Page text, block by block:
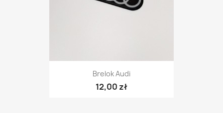
Brelok Audi
12,00 zł